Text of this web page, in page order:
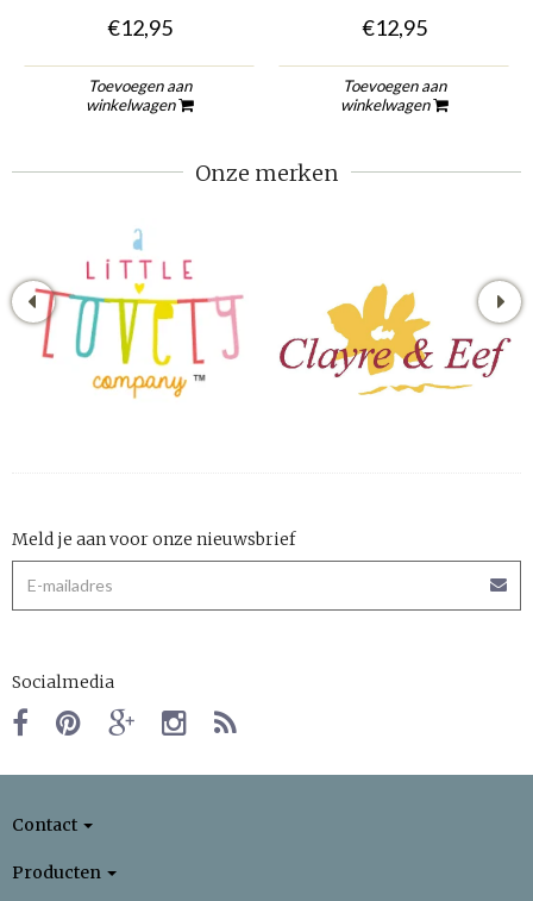
€12,95
Toevoegen aan
winkelwagen
€12,95
Toevoegen aan
winkelwagen
Onze merken
Meld je aan voor onze nieuwsbrief
Socialmedia
Contact
Producten